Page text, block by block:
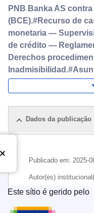
PNB Banka AS
(BCE).#Recurso de
monetaria —
de crédito —
Derechos
Dados da publicação
Publicado em: 2025-
Autor(es)
de Justiça da União
CELEX : 62023CJ0100
Serviço das
Este sítio é gerido pelo